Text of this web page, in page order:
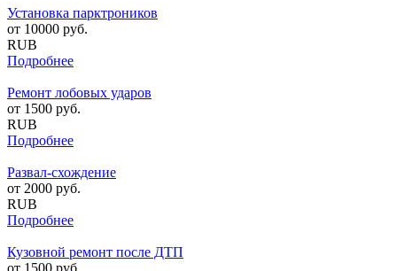
Установка парктроников
от 10000 руб.
RUB
Подробнее
Ремонт лобовых ударов
от 1500 руб.
RUB
Подробнее
Развал-схождение
от 2000 руб.
RUB
Подробнее
Кузовной ремонт после ДТП
от 1500 руб.